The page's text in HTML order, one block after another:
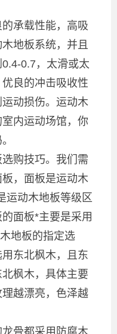
承载性能，高吸
地板系统，并且
0.7，太滑或太
良的冲击吸收性
动损伤。运动木
内运动场馆，你
购技巧。我们需
，面板是运动木
运动木地板等级区
面板*主要是采用
地板的指定选
东北枫木，且东
枫木，具体主要
越漂亮，色泽越
骨都采用防腐木